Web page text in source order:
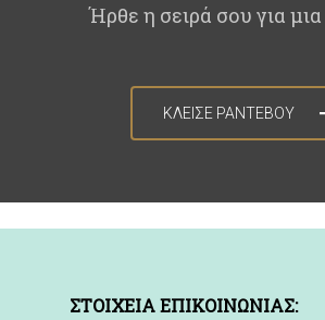
Ήρθε η σειρά σου για
ΚΛΕΙΣΕ ΡΑΝΤΕΒΟΥ
ΣΤΟΙΧΕΙΑ ΕΠΙΚΟΙΝΩΝΙΑΣ: